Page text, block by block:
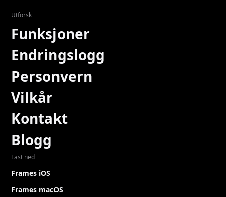
Utforsk
Funksjoner
Endringslogg
Personvern
Vilkår
Kontakt
Blogg
Last ned
Frames iOS
Frames macOS